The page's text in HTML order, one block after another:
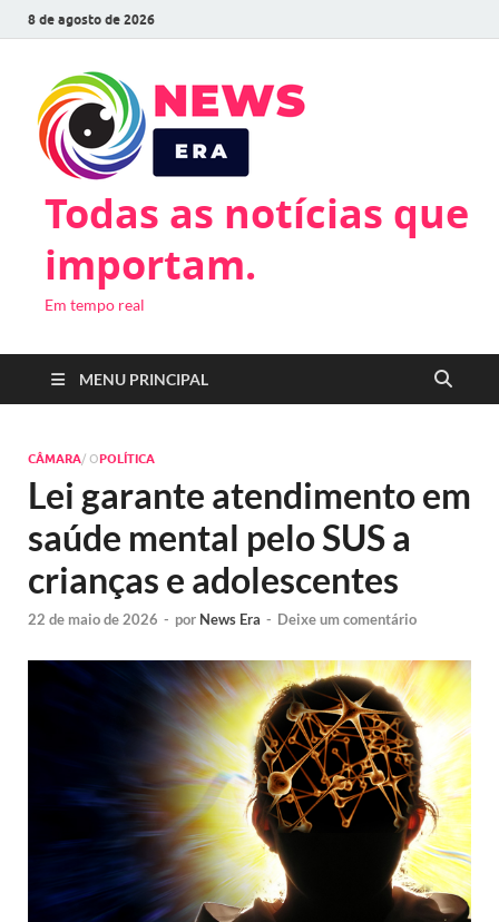
8 de agosto de 2026
Todas as notícias que
importam.
Em tempo real
MENU PRINCIPAL
CÂMARA/ OPOLÍTICA
Lei garante atendimento em
saúde mental pelo SUS a
crianças e adolescentes
22 de maio de 2026 - por News Era - Deixe um comentário